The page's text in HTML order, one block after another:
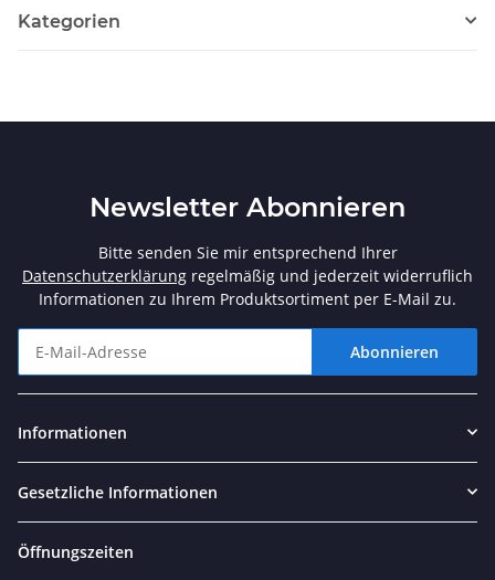
Kategorien
Newsletter Abonnieren
Bitte senden Sie mir entsprechend Ihrer
Datenschutzerklärung regelmäßig und jederzeit widerruflich
Informationen zu Ihrem Produktsortiment per E-Mail zu.
Abonnieren
Informationen
Gesetzliche Informationen
Öffnungszeiten